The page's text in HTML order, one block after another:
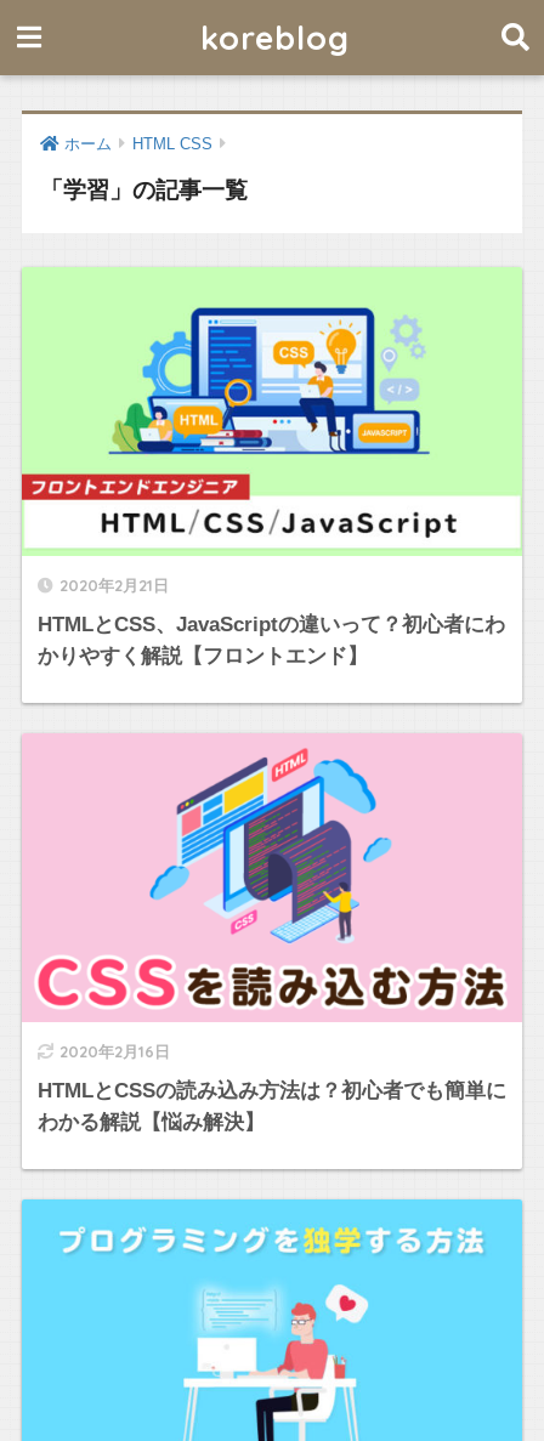
koreblog
ホーム HTML CSS
「学習」の記事一覧
2020年2月21日
HTMLとCSS、JavaScriptの違いって？初心者にわ
かりやすく解説【フロントエンド】
2020年2月16日
HTMLとCSSの読み込み方法は？初心者でも簡単に
わかる解説【悩み解決】